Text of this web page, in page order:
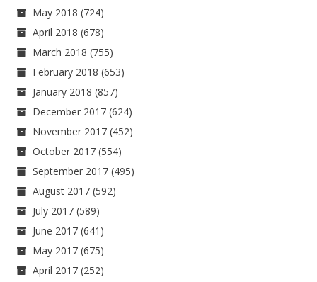
May 2018 (724)
April 2018 (678)
March 2018 (755)
February 2018 (653)
January 2018 (857)
December 2017 (624)
November 2017 (452)
October 2017 (554)
September 2017 (495)
August 2017 (592)
July 2017 (589)
June 2017 (641)
May 2017 (675)
April 2017 (252)